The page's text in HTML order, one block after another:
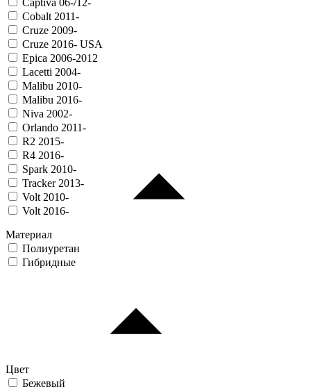
Cobalt 2011-
Cruze 2009-
Cruze 2016- USA
Epica 2006-2012
Lacetti 2004-
Malibu 2010-
Malibu 2016-
Niva 2002-
Orlando 2011-
R2 2015-
R4 2016-
Spark 2010-
Tracker 2013-
Volt 2010-
Volt 2016-
Материал
Полиуретан
Гибридные
Цвет
Бежевый